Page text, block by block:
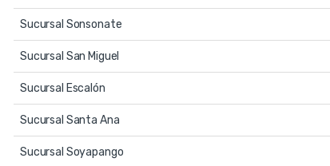
Sucursal Sonsonate
Sucursal San Miguel
Sucursal Escalón
Sucursal Santa Ana
Sucursal Soyapango